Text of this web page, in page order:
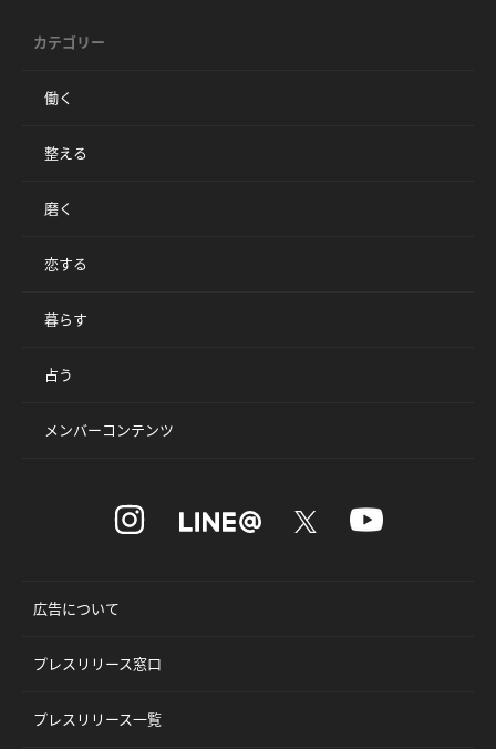
カテゴリー
働く
整える
磨く
恋する
暮らす
占う
メンバーコンテンツ
広告について
プレスリリース窓口
プレスリリース一覧